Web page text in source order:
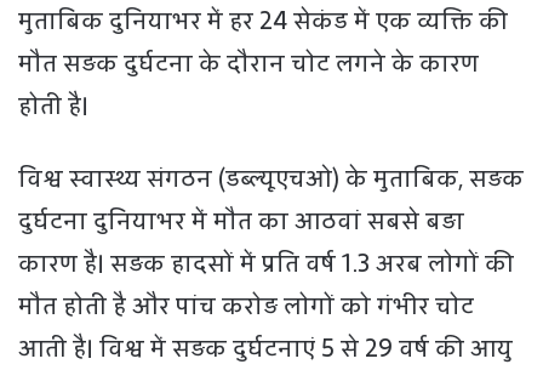
मुताबिक दुनियाभर में हर 24 सेकंड में एक व्यक्ति की
मौत सड़क दुर्घटना के दौरान चोट लगने के कारण
होती है।
विश्व स्वास्थ्य संगठन (डब्ल्यूएचओ) के मुताबिक, सड़क
दुर्घटना दुनियाभर में मौत का आठवां सबसे बड़ा
कारण है। सड़क हादसों में प्रति वर्ष 1.3 अरब लोगों की
मौत होती है और पांच करोड़ लोगों को गंभीर चोट
आती है। विश्व में सड़क दुर्घटनाएं 5 से 29 वर्ष की आयु